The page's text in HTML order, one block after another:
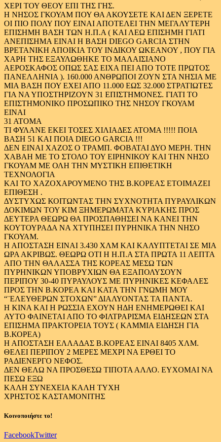
ΧΕΡΙ ΤΟΥ ΘΕΟΥ ΕΠΙ ΤΗΣ ΓΗΣ.
Η ΝΗΣΟΣ ΓΚΟΥΑΜ ΠΟΥ ΘΑ ΑΚΟΥΣΕΤΕ ΚΑΙ ΔΕΝ ΞΕΡΕΤΕ
ΟΙ ΠΙΟ ΠΟΛΥ ΠΟΥ ΕΙΝΑΙ ΑΠΟΤΕΛΕΙ ΤΗΝ ΜΕΓΑΛΥΤΕΡΗ
ΕΠΙΣΗΜΗ ΒΑΣΗ ΤΩΝ Η.Π.Α ( ΚΑΙ ΛΕΩ ΕΠΙΣΗΜΗ ΓΙΑΤΙ
ΑΝΕΠΙΣΗΜΑ ΕΙΝΑΙ Η ΒΑΣΗ DIEGO GARCIA ΣΤΗΝ
ΒΡΕΤΑΝΙΚΗ ΑΠΟΙΚΙΑ ΤΟΥ ΙΝΔΙΚΟΥ ΩΚΕΑΝΟΥ , ΠΟΥ ΓΙΑ
ΧΑΡΗ ΤΗΣ ΕΞΑΥΛΩΘΗΚΕ ΤΟ ΜΑΛΑΙΣΙΑΝΟ
ΑΕΡΟΣΚΑΦΟΣ ΟΠΩΣ ΣΑΣ ΕΙΧΑ ΠΕΙ ΑΠΟ ΤΟΤΕ ΠΡΩΤΟΣ
ΠΑΝΕΛΛΗΝΙΑ ). 160.000 ΑΝΘΡΩΠΟΙ ΖΟΥΝ ΣΤΑ ΝΗΣΙΑ ΜΕ
ΜΙΑ ΒΑΣΗ ΠΟΥ ΕΧΕΙ ΑΠΟ 11.000 ΕΩΣ 32.000 ΣΤΡΑΤΙΩΤΕΣ
ΓΙΑ ΝΑ ΥΠΟΣΤΗΡΙΖΟΥΝ 31 ΕΠΙΣΤΗΜΟΝΕΣ. ΓΙΑΤΙ ΤΟ
ΕΠΙΣΤΗΜΟΝΙΚΟ ΠΡΟΣΩΠΙΚΟ ΤΗΣ ΝΗΣΟΥ ΓΚΟΥΑΜ
ΕΙΝΑΙ
31 ΑΤΟΜΑ
ΤΙ ΦΥΛΑΝΕ ΕΚΕΙ ΤΟΣΕΣ ΧΙΛΙΑΔΕΣ ΑΤΟΜΑ !!!!! ΠΟΙΑ
ΒΑΣΗ 51 ΚΑΙ ΠΟΙΑ DIEGO GARCIA !!!
ΔΕΝ ΕΙΝΑΙ ΧΑΖΟΣ Ο ΤΡΑΜΠ. ΦΟΒΑΤΑΙ ΔΥΟ ΜΕΡΗ. ΤΗΝ
ΧΑΒΑΗ ΜΕ ΤΟ ΣΤΟΛΟ ΤΟΥ ΕΙΡΗΝΙΚΟΥ ΚΑΙ ΤΗΝ ΝΗΣΟ
ΓΚΟΥΑΜ ΜΕ ΟΛΗ ΤΗΝ ΜΥΣΤΙΚΗ ΕΠΙΘΕΤΙΚΗ
ΤΕΧΝΟΛΟΓΙΑ
ΚΑΙ ΤΟ ΧΑΖΟΧΑΡΟΥΜΕΝΟ ΤΗΣ Β.ΚΟΡΕΑΣ ΕΤΟΙΜΑΖΕΙ
ΕΠΙΘΕΣΗ .
ΔΥΣΤΥΧΩΣ ΚΟΙΤΩΝΤΑΣ ΤΗΝ ΣΥΧΝΟΤΗΤΑ ΠΥΡΑΥΛΙΚΩΝ
ΔΟΚΙΜΩΝ ΤΟΥ ΚΙΜ ΞΗΜΕΡΩΜΑΤΑ ΚΥΡΙΑΚΗΣ ΠΡΟΣ
ΔΕΥΤΕΡΑ ΘΕΩΡΩ ΘΑ ΠΡΟΣΠΑΘΗΣΕΙ ΝΑ ΚΑΝΕΙ ΤΗΝ
ΚΟΥΤΟΥΡΑΔΑ ΝΑ ΧΤΥΠΗΣΕΙ ΠΥΡΗΝΙΚΑ ΤΗΝ ΝΗΣΟ
ΓΚΟΥΑΜ.
Η ΑΠΟΣΤΑΣΗ ΕΙΝΑΙ 3.430 ΧΛΜ ΚΑΙ ΚΑΛΥΠΤΕΤΑΙ ΣΕ ΜΙΑ
ΩΡΑ ΑΚΡΙΒΩΣ. ΘΕΩΡΩ ΟΤΙ Η Η.Π.Α ΣΤΑ ΠΡΩΤΑ 11 ΛΕΠΤΑ
ΑΠΟ ΤΗΝ ΘΑΛΑΣΣΑ ΤΗΣ ΚΟΡΕΑΣ MEΣΩ ΤΩΝ
ΠΥΡΗΝΙΚΩΝ ΥΠΟΒΡΥΧΙΩΝ ΘΑ ΕΞΑΠΟΛΥΣΟΥΝ
ΠΕΡΙΠΟΥ 30-40 ΠΥΡΑΥΛΟΥΣ ΜΕ ΠΥΡΗΝΙΚΕΣ ΚΕΦΑΛΕΣ
ΠΡΟΣ ΤΗΝ Β.ΚΟΡΕΑ ΚΑΙ ΚΑΤΑ ΤΗΝ ΓΝΩΜΗ ΜΟΥ
“¨ΕΛΕΥΘΕΡΩΝ ΣΤΟΧΩΝ” ΔΙΑΛΥΟΝΤΑΣ ΤΑ ΠΑΝΤΑ.
Η ΚΙΝΑ ΚΑΙ Η ΡΩΣΣΙΑ ΕΧΟΥΝ ΗΔΗ ΕΝΗΜΕΡΩΘΕΙ ΚΑΙ
ΑΥΤΟ ΦΑΙΝΕΤΑΙ ΑΠΟ ΤΟ ΦΙΛΤΡΑΡΙΣΜΑ ΕΙΔΗΣΕΩΝ ΣΤΑ
ΕΠΙΣΗΜΑ ΠΡΑΚΤΟΡΕΙΑ ΤΟΥΣ ( ΚΑΜΜΙΑ ΕΙΔΗΣΗ ΓΙΑ
Β.ΚΟΡΕΑ)
Η ΑΠΟΣΤΑΣΗ ΕΛΛΑΔΑΣ Β.ΚΟΡΕΑΣ ΕΙΝΑΙ 8405 ΧΛΜ.
ΘΕΛΕΙ ΠΕΡΙΠΟΥ 2 ΜΕΡΕΣ ΜΕΧΡΙ ΝΑ ΕΡΘΕΙ ΤΟ
ΡΑΔΙΕΝΕΡΓΟ ΝΕΦΟΣ.
ΔΕΝ ΘΕΛΩ ΝΑ ΠΡΟΣΘΕΣΩ ΤΙΠΟΤΑ ΑΛΛΟ. ΕΥΧΟΜΑΙ ΝΑ
ΠΕΣΩ ΕΞΩ
ΚΑΛΗ ΣΥΝΕΧΕΙΑ ΚΑΛΗ ΤΥΧΗ
ΧΡΗΣΤΟΣ ΚΑΣΤΑΜΟΝΙΤΗΣ
Κοινοποιήστε το!
FacebookTwitter